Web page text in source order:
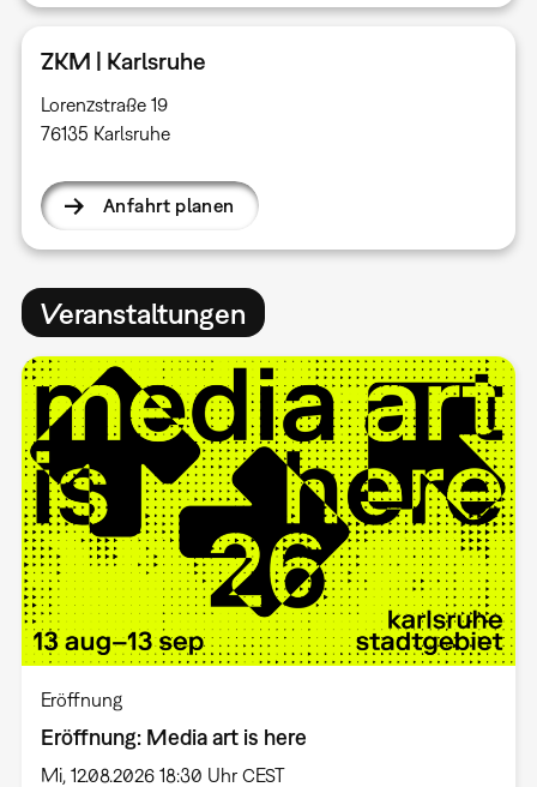
ZKM | Karlsruhe
Lorenzstraße 19
76135 Karlsruhe
Anfahrt planen
Veranstaltungen
Eröffnung
Eröffnung: Media art is here
Mi, 12.08.2026 18:30 Uhr CEST